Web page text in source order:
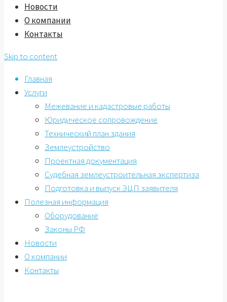
Новости
О компании
Контакты
Skip to content
Главная
Услуги
Межевание и кадастровые работы
Юридическое сопровождение
Технический план здания
Землеустройство
Проектная документация
Судебная землеустроительная экспертиза
Подготовка и выпуск ЭЦП заявителя
Полезная информация
Оборудование
Законы РФ
Новости
О компании
Контакты